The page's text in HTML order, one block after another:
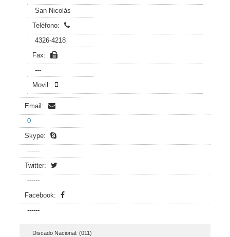
San Nicolás
Teléfono:
4326-4218
Fax:
---
Movil:
Email:
0
Skype:
------
Twitter:
------
Facebook:
------
Discado Nacional: (011)